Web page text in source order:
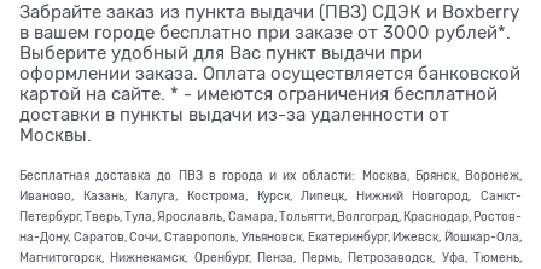
Забрайте заказ из пункта выдачи (ПВЗ) СДЭК и Boxberry
в вашем городе бесплатно при заказе от 3000 рублей*.
Выберите удобный для Вас пункт выдачи при
оформлении заказа. Оплата осуществляется банковской
картой на сайте. * - имеются ограничения бесплатной
доставки в пункты выдачи из-за удаленности от
Москвы.
Бесплатная доставка до ПВЗ в города и их области: Москва, Брянск, Воронеж,
Иваново, Казань, Калуга, Кострома, Курск, Липецк, Нижний Новгород, Санкт-
Петербург, Тверь, Тула, Ярославль, Самара, Тольятти, Волгоград, Краснодар, Ростов-
на-Дону, Саратов, Сочи, Ставрополь, Ульяновск, Екатеринбург, Ижевск, Йошкар-Ола,
Магнитогорск, Нижнекамск, Оренбург, Пенза, Пермь, Петрозаводск, Уфа, Тюмень,